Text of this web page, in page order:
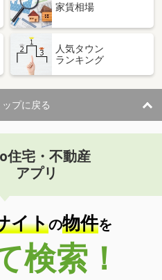
家賃相場
人気タウン
ランキング
プに戻る
住宅・不動産
アプリ
イトの物件を
検索！